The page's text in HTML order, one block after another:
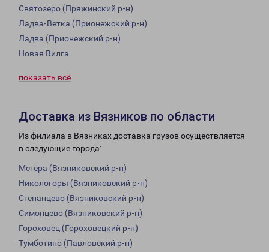
Святозеро (Пряжинский р-н)
Ладва-Ветка (Прионежский р-н)
Ладва (Прионежский р-н)
Новая Вилга
показать всё
Доставка из Вязников по области
Из филиала в Вязниках доставка грузов осуществляется
в следующие города:
Мстёра (Вязниковский р-н)
Никологоры (Вязниковский р-н)
Степанцево (Вязниковский р-н)
Симонцево (Вязниковский р-н)
Гороховец (Гороховецкий р-н)
Тумботино (Павловский р-н)